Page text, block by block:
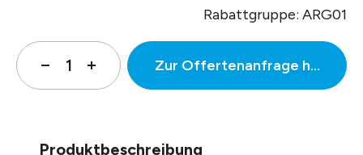
Rabattgruppe: ARG01
Zur Offertenanfrage
Produktbeschreibung